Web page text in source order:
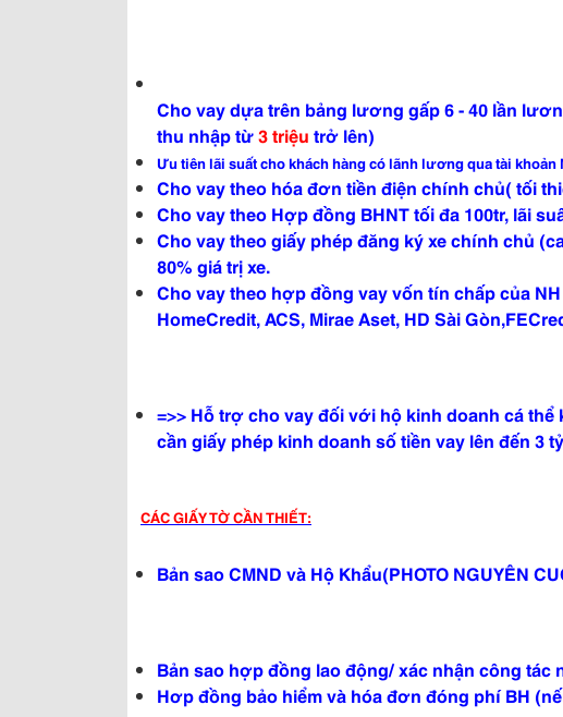
Cho vay dựa trên bảng lương gấp 6 - 40 lần
thu nhập từ3 triệu trở lên)
Ưu tiên lãi suất cho khách hàng có lãnh lương qua tài khoản
Cho vay theo hóa đơn tiền điện chính chủ( tối
Cho vay theo Hợp đồng BHNT tối đa 100tr, lãi
Cho vay theo giấy phép đăng ký xe chính chủ
80% giá trị xe.
Cho vay theo hợp đồng vay vốn tín chấp của
HomeCredit, ACS, Mirae Aset, HD Sài
=>> Hỗ trợ cho vay đối với hộ kinh doanh cá
cần giấy phép kinh doanh số tiền vay lên đến 3
CÁC GIẤY TỜ CẦN THIẾT:
Bản sao CMND và Hộ Khẩu(PHOTO NGUYÊN
Bản sao hợp đồng lao động/ xác nhận công tác
Hơp đồng bảo hiểm và hóa đơn đóng phí BH